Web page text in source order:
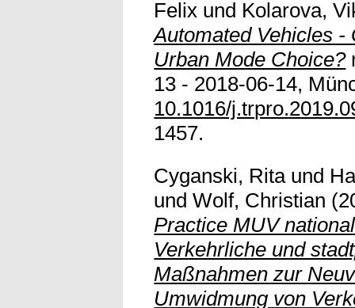
Felix und Kolarova,
Automated Vehicles -
Urban Mode Choice?
13 - 2018-06-14,
10.1016/
1457.
Cyganski, Ritaund
undWolf, Christian
Practice MUV
Verkehrliche und
Maßnahmen zur
Umwidmung von